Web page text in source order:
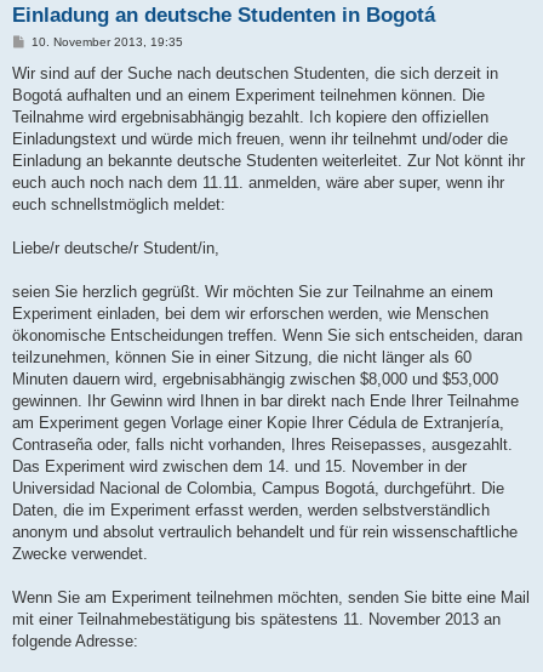
Einladung an deutsche Studenten in Bogotá
B
i
r
a
10. November 2013, 19:35
Wir sind auf der Suche nach deutschen Studenten, die sich derzeit in
Bogotá aufhalten und an einem Experiment teilnehmen können. Die
Teilnahme wird ergebnisabhängig bezahlt. Ich kopiere den offiziellen
Einladungstext und würde mich freuen, wenn ihr teilnehmt und/oder die
Einladung an bekannte deutsche Studenten weiterleitet. Zur Not könnt ihr
euch auch noch nach dem 11.11. anmelden, wäre aber super, wenn ihr
euch schnellstmöglich meldet:
Liebe/r deutsche/r Student/in,
seien Sie herzlich gegrüßt. Wir möchten Sie zur Teilnahme an einem
Experiment einladen, bei dem wir erforschen werden, wie Menschen
ökonomische Entscheidungen treffen. Wenn Sie sich entscheiden, daran
teilzunehmen, können Sie in einer Sitzung, die nicht länger als 60
Minuten dauern wird, ergebnisabhängig zwischen $8,000 und $53,000
gewinnen. Ihr Gewinn wird Ihnen in bar direkt nach Ende Ihrer Teilnahme
am Experiment gegen Vorlage einer Kopie Ihrer Cédula de Extranjería,
Contraseña oder, falls nicht vorhanden, Ihres Reisepasses, ausgezahlt.
Das Experiment wird zwischen dem 14. und 15. November in der
Universidad Nacional de Colombia, Campus Bogotá, durchgeführt. Die
Daten, die im Experiment erfasst werden, werden selbstverständlich
anonym und absolut vertraulich behandelt und für rein wissenschaftliche
Zwecke verwendet.
Wenn Sie am Experiment teilnehmen möchten, senden Sie bitte eine Mail
mit einer Teilnahmebestätigung bis spätestens 11. November 2013 an
folgende Adresse: